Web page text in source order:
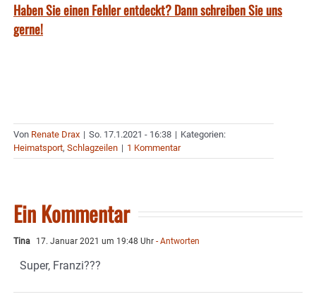
Haben Sie einen Fehler entdeckt? Dann schreiben Sie uns
gerne!
Von Renate Drax | So. 17.1.2021 - 16:38 | Kategorien:
Heimatsport, Schlagzeilen | 1 Kommentar
Ein Kommentar
Tina 17. Januar 2021 um 19:48 Uhr - Antworten
Super, Franzi???